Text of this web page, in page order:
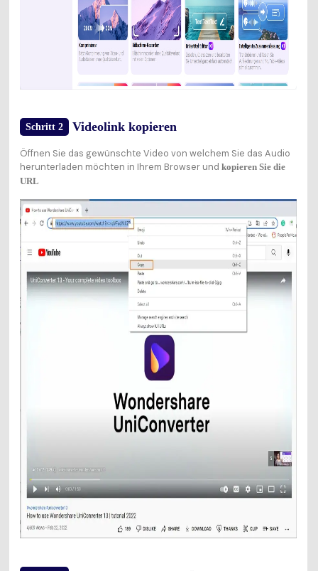
Schritt 2 Videolink kopieren
Öffnen Sie das gewünschte Video von welchem Sie das Audio
herunterladen möchten in Ihrem Browser und kopieren Sie die
URL